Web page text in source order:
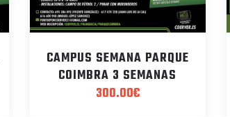
CAMPUS SEMANA PARQUE
COIMBRA 3 SEMANAS
300.00€